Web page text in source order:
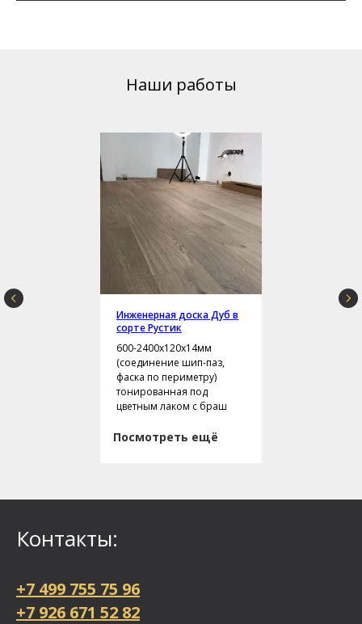
Наши работы
Инженерная доска Дуб в
сорте Рустик
600-2400х120х14мм
(соединение шип-паз,
фаска по периметру)
тонированная под
цветным лаком с браш
Посмотреть ещё
Контакты:
+7 499 755 75 96
+7 926 671 52 82